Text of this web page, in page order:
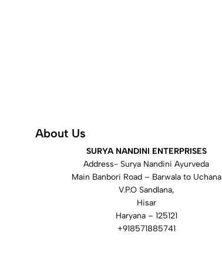
About Us
SURYA NANDINI ENTERPRISES
Address- Surya Nandini Ayurveda
Main Banbori Road – Barwala to Uchana
V.P.O Sandlana,
Hisar
Haryana – 125121
+918571885741